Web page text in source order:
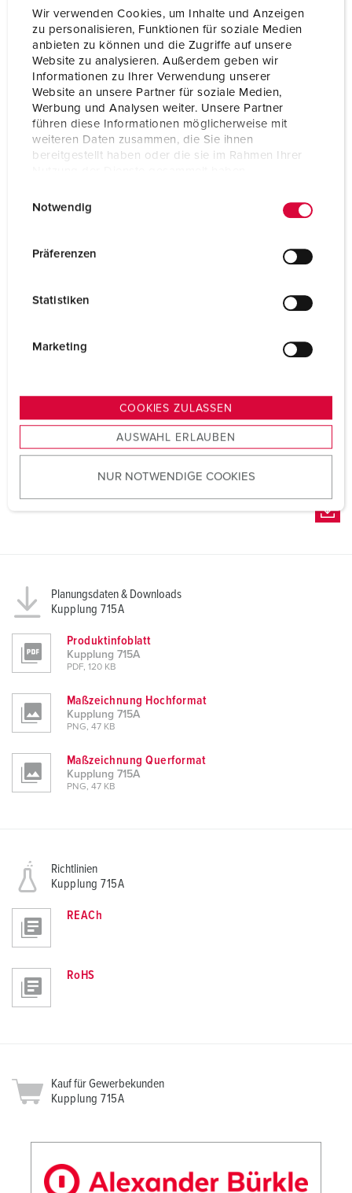
Wir verwenden Cookies, um Inhalte und Anzeigen
zu personalisieren, Funktionen für soziale Medien
anbieten zu können und die Zugriffe auf unsere
Website zu analysieren. Außerdem geben wir
Informationen zu Ihrer Verwendung unserer
Website an unsere Partner für soziale Medien,
Werbung und Analysen weiter. Unsere Partner
führen diese Informationen möglicherweise mit
weiteren Daten zusammen, die Sie ihnen
bereitgestellt haben oder die sie im Rahmen Ihrer
s
u
w
Notwendig
Präferenzen
Statistiken
Marketing
COOKIES ZULASSEN
AUSWAHL ERLAUBEN
NUR NOTWENDIGE COOKIES
Prüfzeichen
EAC
CQC
Planungsdaten & Downloads
Kupplung 715A
Produktinfoblatt
Kupplung 715A
PDF, 120 KB
Maßzeichnung Hochformat
Kupplung 715A
PNG, 47 KB
Maßzeichnung Querformat
Kupplung 715A
PNG, 47 KB
Richtlinien
Kupplung 715A
REACh
RoHS
Kauf für Gewerbekunden
Kupplung 715A